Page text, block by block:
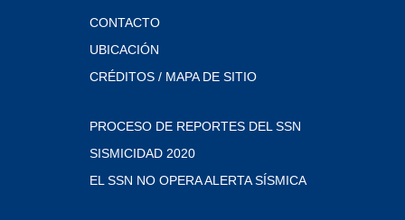
CONTACTO
UBICACIÓN
CRÉDITOS / MAPA DE SITIO
PROCESO DE REPORTES DEL SSN
SISMICIDAD 2020
EL SSN NO OPERA ALERTA SÍSMICA